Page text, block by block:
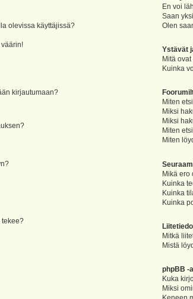
olevissa käyttäjissä?
kirjautumaan?
tekee?
En voi
Saan
Olen
Ystävät
Mitä
Kuinka
Miten
Miksi
Miksi
Miten
Miten
Mikä ero
Kuinka
Kuinka
Kuinka
Mitkä
Mistä
phpBB -
Kuka
Miksi